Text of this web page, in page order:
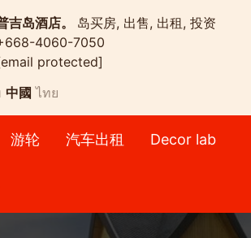
吉岛酒店。 岛买房, 出售, 出租, 投资
4060-7050
protected]
中國 ไทย
游轮 汽车出租 Decor lab